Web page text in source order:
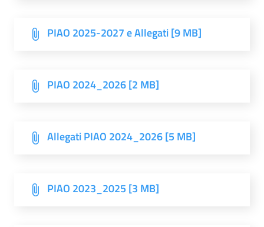
PIAO 2025-2027 e Allegati [9 MB]
PIAO 2024_2026 [2 MB]
Allegati PIAO 2024_2026 [5 MB]
PIAO 2023_2025 [3 MB]